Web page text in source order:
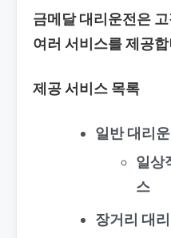
금메달 대리운전은
여러 서비스를 제공
제공 서비스 목록
일반 대리
일상
스
장거리 대